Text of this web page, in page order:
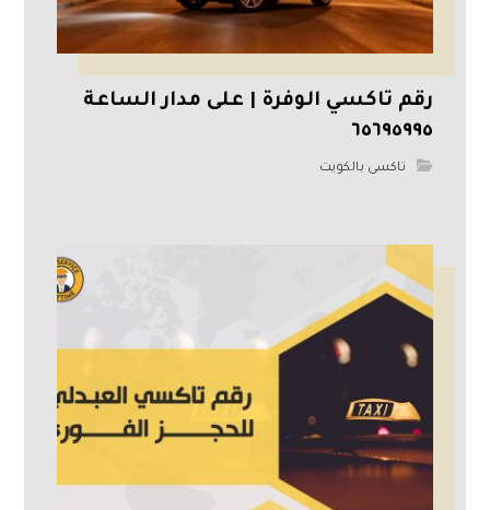
رقم تاكسي الوفرة | على مدار الساعة
٦٥٦٩٥٩٩٥
تاكسى بالكويت